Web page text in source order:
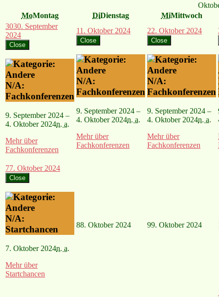
MoMontag DiDienstag MiMittwoch
3030. September
2024
Close
N/A:
Fachkonferenzen
9. September 2024 –
4. Oktober 2024n. a.
Mehrüber
Fachkonferenzen
11. Oktober 2024
Close
N/A:
Fachkonferenzen
9. September 2024 –
4. Oktober 2024n. a.
Mehrüber
Fachkonferenzen
22. Oktober 2024
Close
N/A:
Fachkonferenzen
9. September 2024 –
4. Oktober 2024n. a.
Mehrüber
Fachkonferenzen
77. Oktober 2024
Close
N/A:
Startchancen
7. Oktober 2024n. a.
Mehrüber
Startchancen
88. Oktober 2024 99. Oktober 2024